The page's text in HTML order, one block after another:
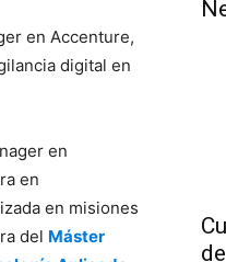
en Accenture,
digital en
en
en
en misiones
del Máster